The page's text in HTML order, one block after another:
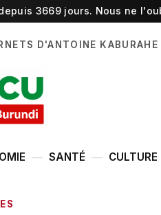
3669 jours. Nous ne
D'ANTOINE KABURAHE
SANTÉ CULTURE